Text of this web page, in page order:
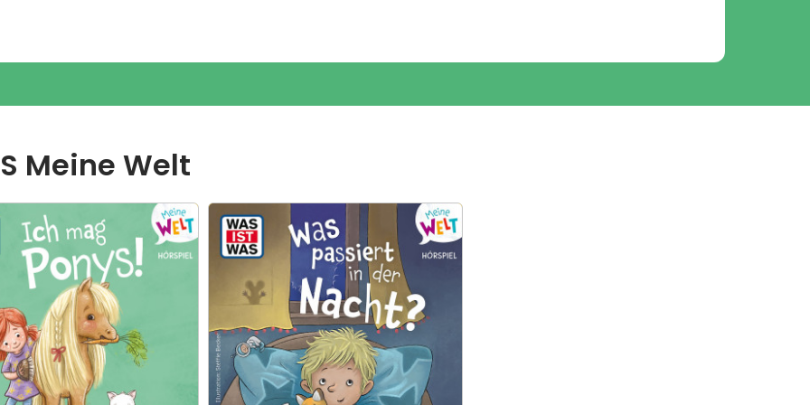
Meine Welt